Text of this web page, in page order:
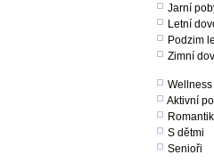
Jarní
Letní
Podzim
Zimní
Aktivní
S dětmi
Senioři